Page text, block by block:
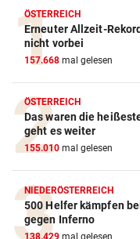
ÖSTERREICH
Erneuter Allzeit-
nicht vorbei
157.668 mal gelesen
ÖSTERREICH
Das waren die
geht es weiter
155.010 mal gelesen
NIEDERÖSTERREICH
500 Helfer kämpfen
gegen Inferno
Action-Cam Vergleich
ZUM VERGLEICH
Crosstrainer Vergleich
ZUM VERGLEICH
E-Bike Vergleich
ZUM VERGLEICH
Elektro-Scooter
ZUM VERGLEICH